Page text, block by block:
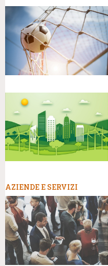
AZIENDE E SERVIZI